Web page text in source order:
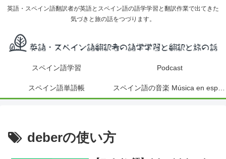
英語・スペイン語翻訳者が英語とスペイン語の語学学習と翻訳作業で出てきた
気づきと旅の話をつづります。
スペイン語学習 Podcast
スペイン語単語帳
deberの使い方